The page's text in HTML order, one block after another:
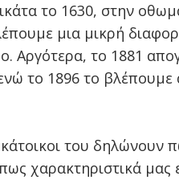
το 1630, στην
μια μικρή
Αργότερα, το 1881
το 1896 το βλέπουμε
του δηλώνουν
χαρακτηριστικά μας